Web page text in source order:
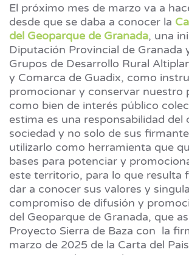
El próximo mes de marzo va a
desde que se daba a conocer la
del Geoparque de Granada, una
Diputación Provincial de Granada
Grupos de Desarrollo Rural
y Comarca de Guadix, como
promocionar y conservar nuestro
como bien de interés público
estima es una responsabilidad del
sociedad y no solo de sus
utilizarlo como herramienta que
bases para potenciar y
este territorio, para lo que resulta
dar a conocer sus valores y
compromiso de difusión y
del Geoparque de Granada, que
Proyecto Sierra de Baza con la
marzo de 2025 de la Carta del